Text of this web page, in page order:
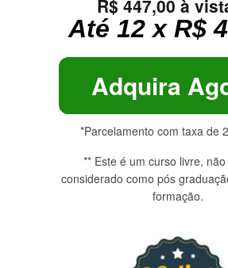
R$ 447,00 à
Até 12 x R$
Adquira
*Parcelamento com taxa de
** Este é um curso livre,
considerado como pós
formação.